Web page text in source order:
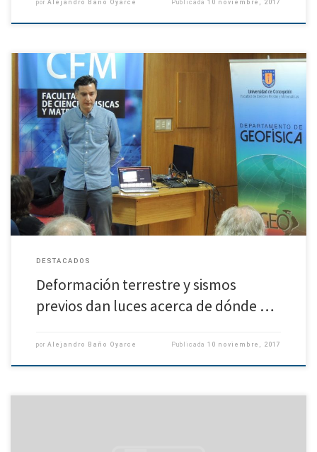
por Alejandro Baño Oyarce Publicada10 noviembre, 2017
Investigación liderada por geólogo chileno Marcos Moreno Satélites
mostraron que tres meses antes de terremoto de Iquique en 2014 la placa
Sudamericana se empezó a mover en sentido contrario al […]
DESTACADOS
Deformación terrestre y sismos
previos dan luces acerca de dónde …
por Alejandro Baño Oyarce Publicada10 noviembre, 2017